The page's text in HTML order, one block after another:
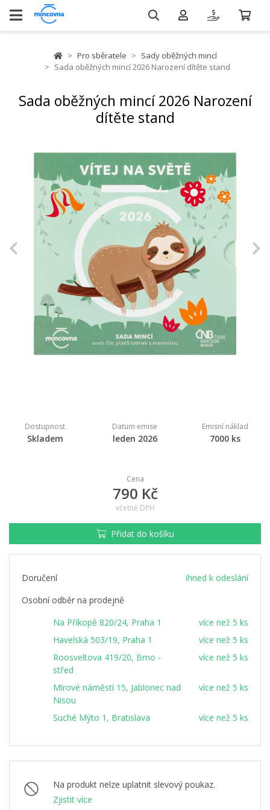
Pro sběratele
Sady oběžných mincí
Sada oběžných mincí 2026 Narození dítěte stand
Sada oběžných mincí 2026 Narození
dítěte stand
Previous
Dostupnost
Skladem
Datum emise
leden 2026
Emisní náklad
7000 ks
Cena
790 Kč
včetně DPH
Přidat do košíku
Doručení
ihned k odeslání
Osobní odběr na prodejně
Na Příkopě 820/24, Praha 1
více než 5 ks
Havelská 503/19, Praha 1
více než 5 ks
Roosveltova 419/20, Brno -
střed
více než 5 ks
Mírové náměstí 15, Jablonec nad
Nisou
více než 5 ks
Suché Mýto 1, Bratislava více než 5 ks
Na produkt nelze uplatnit slevový poukaz.
Zjistit více